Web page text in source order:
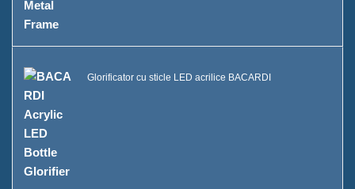
Glorificator cu sticle LED acrilice BACARDI